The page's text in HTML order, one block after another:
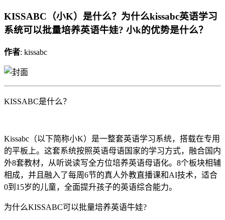
KISSABC（小K）是什么？为什么kissabc英语学习
系统可以批量培养英语牛娃? 小k的优势是什么？
作者: kissabc
KISSABC是什么？
Kissabc（以下简称小K）是一整套英语学习系统，搭载在专用
的平板上。这套系统按照英语母语国家的学习方式，融合国内
外8套教材，从听说读写全方位培养英语母语化。8个板块相辅
相成，并且融入了每周6节的真人外教直播课和AI技术，适合
0到15岁的儿童，全面提升孩子的英语综合能力。
为什么KISSABC可以批量培养英语牛娃?